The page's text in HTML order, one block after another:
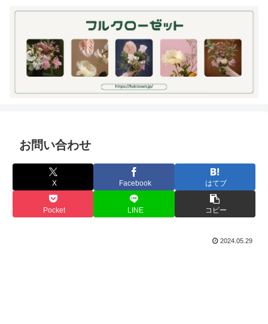
お問い合わせ
X Facebook はてブ
Pocket LINE コピー
2024.05.29